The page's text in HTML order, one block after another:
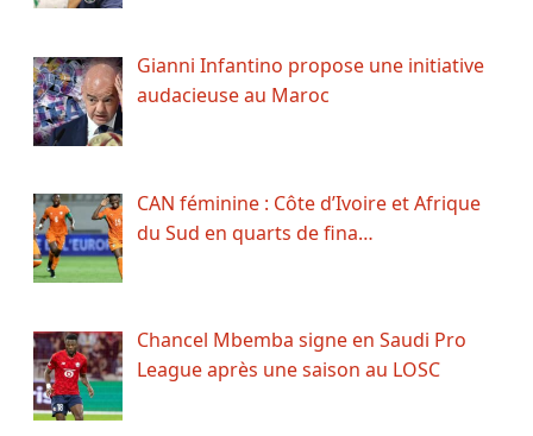
Gianni Infantino propose une initiative
audacieuse au Maroc
CAN féminine : Côte d’Ivoire et Afrique
du Sud en quarts de fina…
Chancel Mbemba signe en Saudi Pro
League après une saison au LOSC